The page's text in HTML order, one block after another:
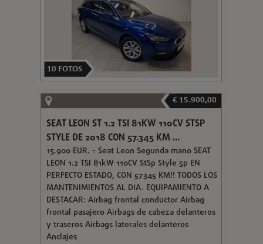
10 FOTOS
€ 15.900,00
SEAT LEON ST 1.2 TSI 81KW 110CV STSP
STYLE DE 2018 CON 57.345 KM ...
15.900 EUR. - Seat Leon Segunda mano SEAT
LEON 1.2 TSI 81kW 110CV StSp Style 5p EN
PERFECTO ESTADO, CON 57345 KM!! TODOS LOS
MANTENIMIENTOS AL DIA. EQUIPAMIENTO A
DESTACAR: Airbag frontal conductor Airbag
frontal pasajero Airbags de cabeza delanteros
y traseros Airbags laterales delanteros
Anclajes